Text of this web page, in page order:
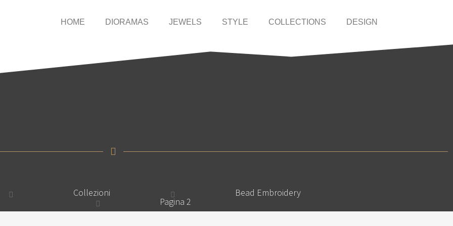
HOME DIORAMAS JEWELS STYLE COLLECTIONS DESIGN
Collezioni Bead Embroidery
Pagina 2